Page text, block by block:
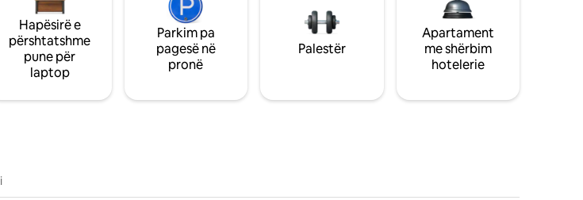
Hapësirë e
përshtatshme
pune për
laptop
Parkim pa
pagesë në
pronë
Palestër
Apartament
me shërbim
hotelerie